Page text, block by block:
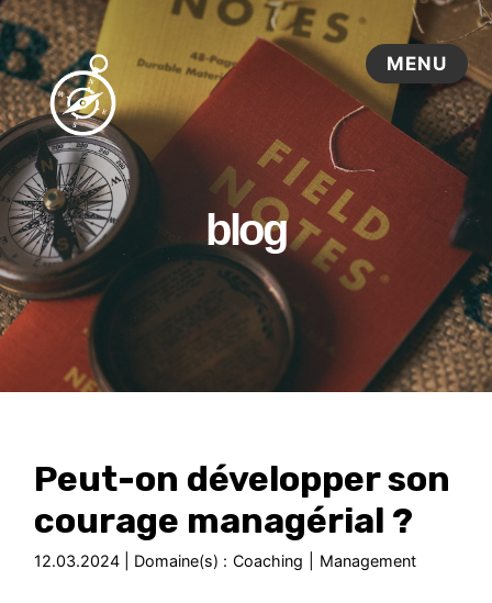
blog
Peut-on développer son
courage managérial ?
12.03.2024 | Domaine(s) : Coaching Management